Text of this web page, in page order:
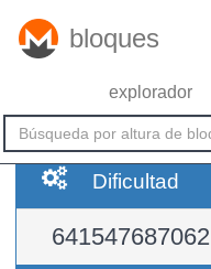
bloques
explorador
Dificultad
641547687062